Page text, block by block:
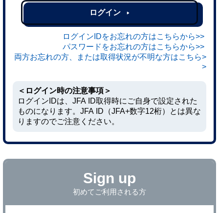
ログイン
ログインIDをお忘れの方はこちらから>>
パスワードをお忘れの方はこちらから>>
両方お忘れの方、または取得状況が不明な方はこちら>
>
＜ログイン時の注意事項＞
ログインIDは、JFA ID取得時にご自身で設定された
ものになります。JFA ID（JFA+数字12桁）とは異な
りますのでご注意ください。
Sign up
初めてご利用される方